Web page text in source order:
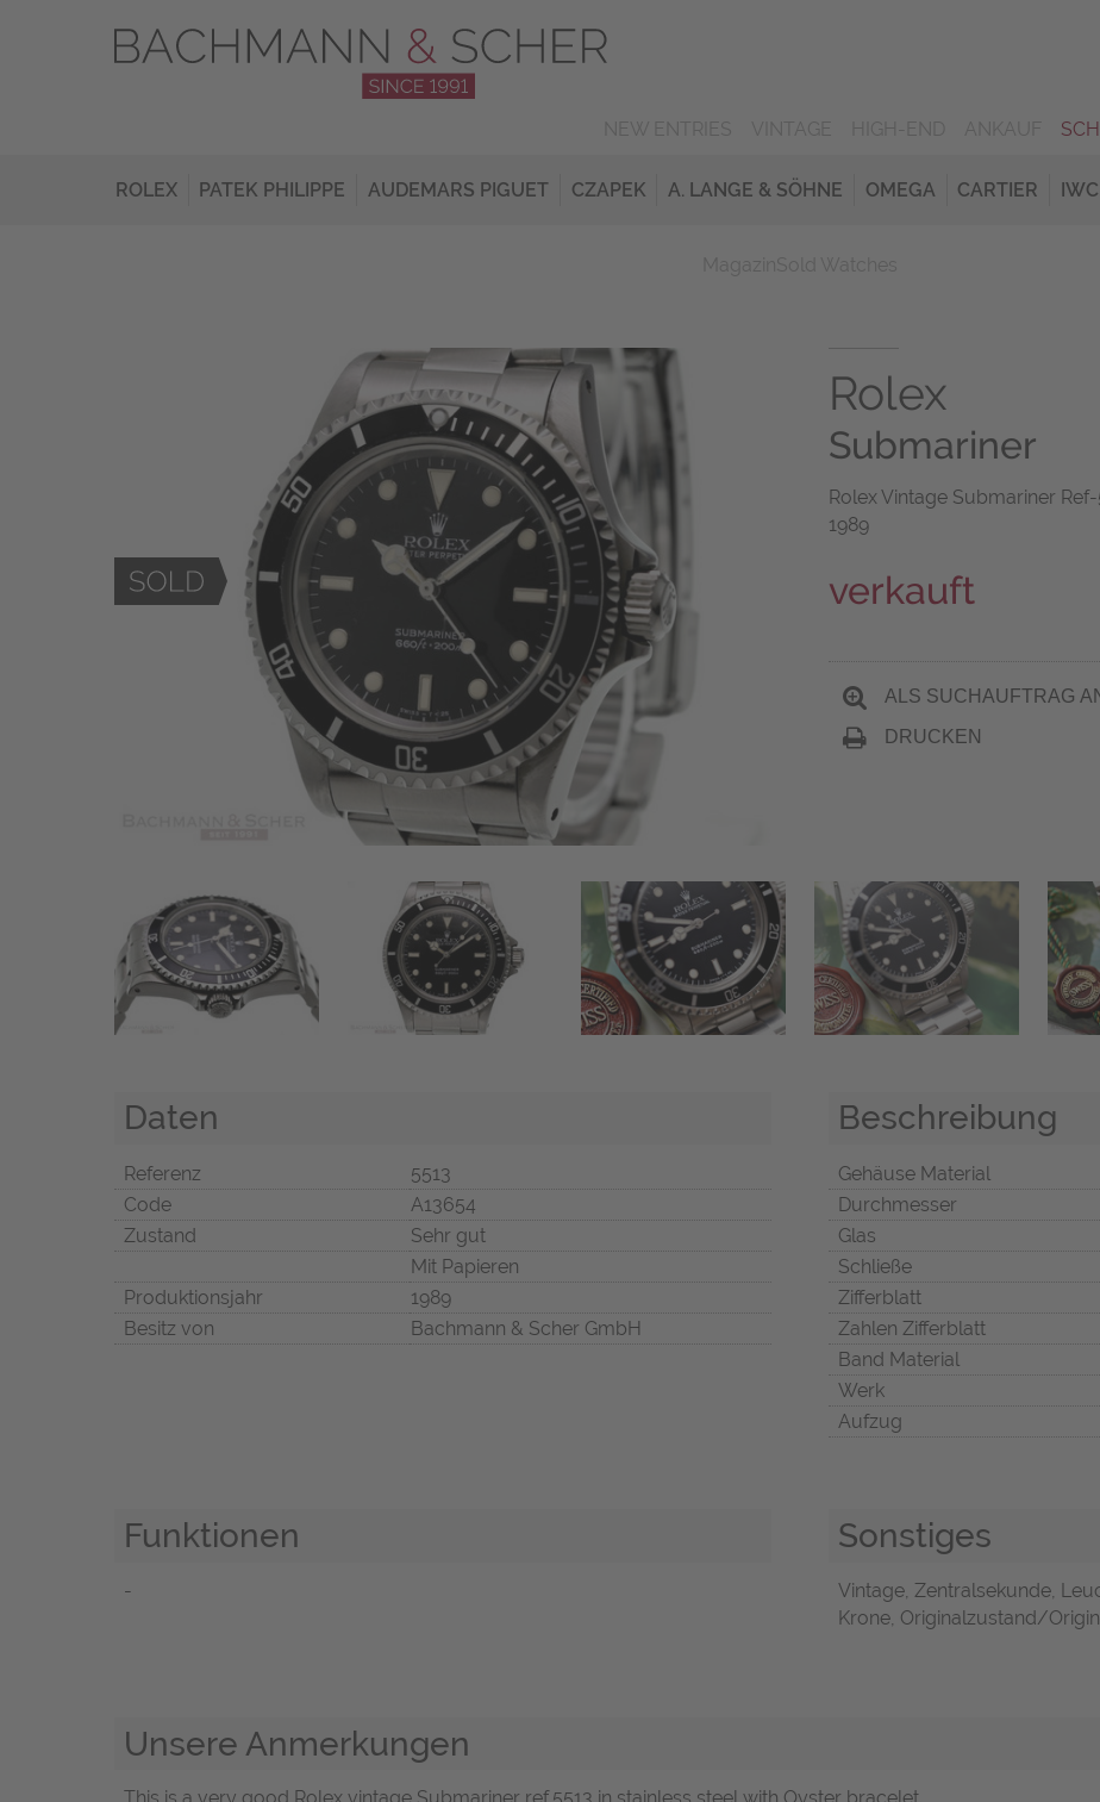
ROLEX PATEK PHILIPPE AUDEMARS PIGUET CZAPEK A. LANGE & SÖHNE OMEGA CARTIER IWC
Rolex
Submariner
Rolex Vintage Submariner
1989
verkauft
ALS SUCHAUFTRAG
DRUCKEN
Daten
Referenz
5513
Code
A13654
Zustand
Sehr gut
Mit Papieren
Produktionsjahr
1989
Besitz von
Bachmann & Scher GmbH
Beschreibung
Gehäuse Material
Durchmesser
Glas
Schließe
Zifferblatt
Zahlen Zifferblatt
Band Material
Werk
Aufzug
Funktionen
-
Sonstiges
Vintage, Zentralsekunde,
Krone, Originalzustand/
Unsere Anmerkungen